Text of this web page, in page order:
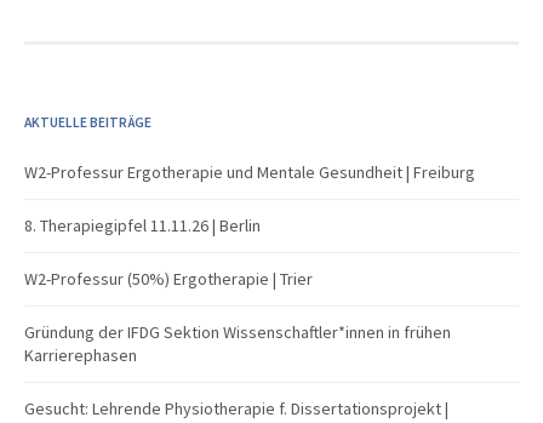
AKTUELLE BEITRÄGE
W2-Professur Ergotherapie und Mentale Gesundheit | Freiburg
8. Therapiegipfel 11.11.26 | Berlin
W2-Professur (50%) Ergotherapie | Trier
Gründung der IFDG Sektion Wissenschaftler*innen in frühen
Karrierephasen
Gesucht: Lehrende Physiotherapie f. Dissertationsprojekt |